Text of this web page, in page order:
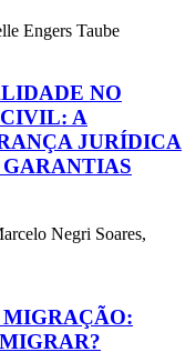
Engers Taube
NO
A
JURÍDICA
GARANTIAS
Negri Soares,